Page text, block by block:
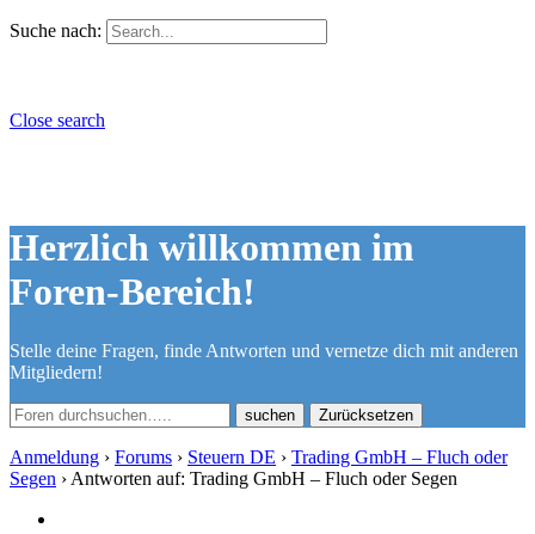
Suche nach:
Close search
Herzlich willkommen im
Foren-Bereich!
Stelle deine Fragen, finde Antworten und vernetze dich mit anderen
Mitgliedern!
Zurücksetzen
Anmeldung › Forums › Steuern DE › Trading GmbH – Fluch oder
Segen › Antworten auf: Trading GmbH – Fluch oder Segen